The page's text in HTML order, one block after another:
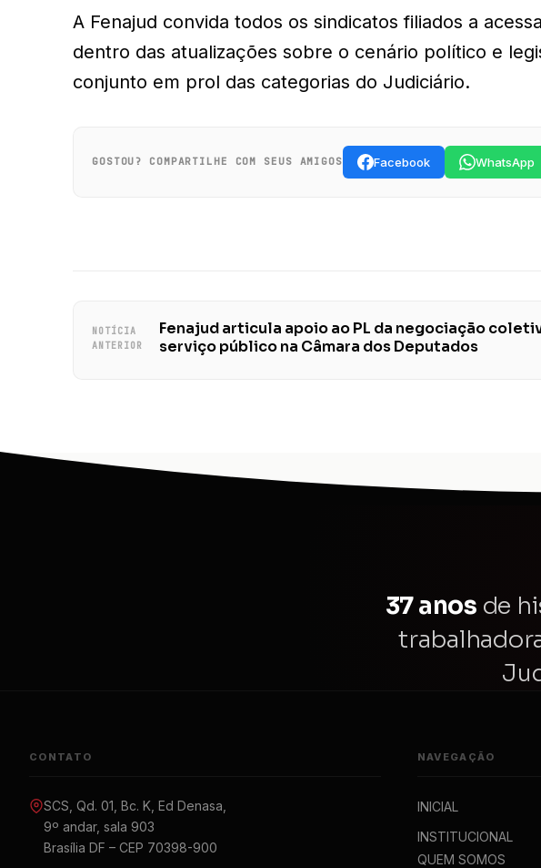
A Fenajud convida todos os sindicatos filiados a
dentro das atualizações sobre o cenário político e
conjunto em prol das categorias do Judiciário.
GOSTOU? COMPARTILHE COM SEUS AMIGOS Facebook WhatsApp
NOTÍCIA
ANTERIOR
Fenajud articula apoio ao PL da negociação
serviço público na Câmara dos Deputados
37 anos de
CONTATO
SCS, Qd. 01, Bc. K, Ed Denasa,
9º andar, sala 903
Brasília DF – CEP 70398-900
NAVEGAÇÃO
INICIAL
INSTITUCIONAL
QUEM SOMOS